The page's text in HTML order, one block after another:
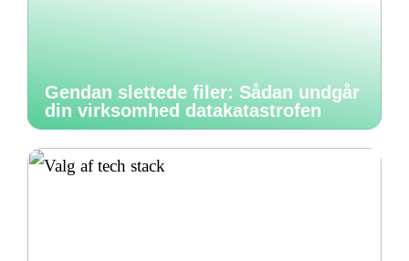
Gendan slettede filer: Sådan undgår
din virksomhed datakatastrofen